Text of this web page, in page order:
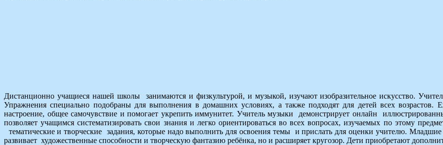
Дистанционно учащиеся нашей школы занимаются и физкультурой, и музыкой, изучают изобразительное искусство.
Упражнения специально подобраны для выполнения в домашних условиях, а также подходят для детей всех возрастов.
настроение, общее самочувствие и помогает укрепить иммунитет. Учитель музыки демонстрирует онлайн
позволяет учащимся систематизировать свои знания и легко ориентироваться во всех вопросах, изучаемых по этому
тематические и творческие задания, которые надо выполнить для освоения темы и прислать для оценки учителю.
развивает художественные способности и творческую фантазию ребёнка, но и расширяет кругозор. Дети приобретают